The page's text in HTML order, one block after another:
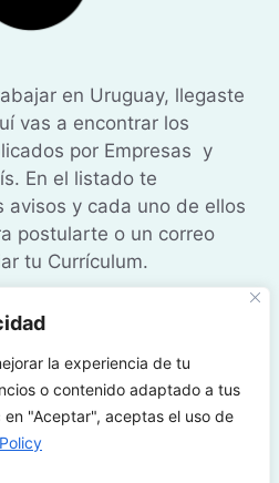
la experiencia de tu
o contenido adaptado a tus
"Aceptar", aceptas el uso de
en Uruguay, llegaste
vas a encontrar los
por Empresas y
En el listado te
avisos y cada uno de ellos
postularte o un correo
tu Currículum.
Política de Privacidad
• Administrado
Studio Uy